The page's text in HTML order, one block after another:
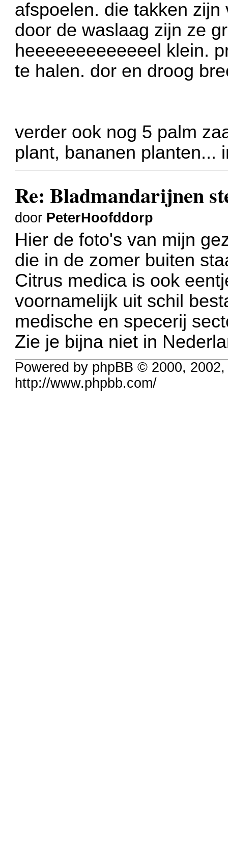
afspoelen. die takken
door de waslaag zijn ze
heeeeeeeeeeeeel klein.
te halen. dor en droog
verder ook nog 5 palm
plant, bananen planten...
Re: Bladmandarijnen
door PeterHoofddorp
Hier de foto's van mijn
die in de zomer buiten
Citrus medica is ook
voornamelijk uit schil
medische en specerij
Zie je bijna niet in
Powered by phpBB © 2000,
http://www.phpbb.com/